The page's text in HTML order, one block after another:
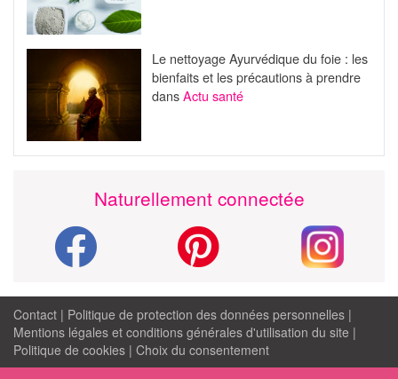
Le nettoyage Ayurvédique du foie : les
bienfaits et les précautions à prendre
dansActu santé
Naturellement connectée
Contact | Politique de protection des données personnelles |
Mentions légales et conditions générales d'utilisation du site |
Politique de cookies | Choix du consentement